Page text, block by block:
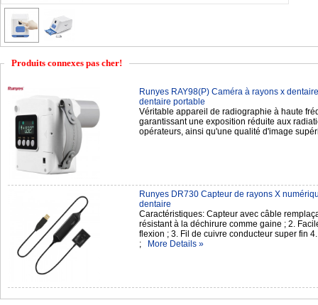
Produits connexes pas cher!
Runyes RAY98(P) Caméra à rayons x
dentaire portable
Véritable appareil de radiographie à haute
garantissant une exposition réduite aux
opérateurs, ainsi qu'une qualité d'image
Runyes DR730 Capteur de rayons X
dentaire
Caractéristiques: Capteur avec câble
résistant à la déchirure comme gaine ; 2.
flexion ; 3. Fil de cuivre conducteur super fin
;
More Details »